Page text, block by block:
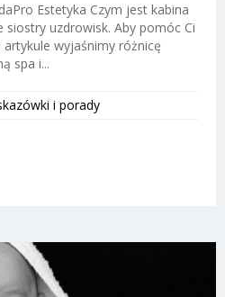
Estetyka Czym jest kabina
siostry uzdrowisk. Aby pomóc Ci
wyjaśnimy różnicę
spa i...
i porady